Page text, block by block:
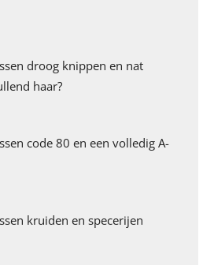
droog knippen en nat
haar?
code 80 en een volledig A-
kruiden en specerijen